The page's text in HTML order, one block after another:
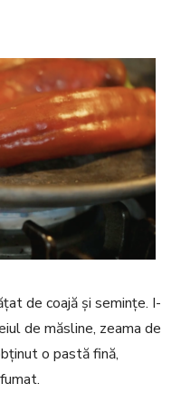
de coajă și semințe. I-
de măsline, zeama de
o pastă fină,